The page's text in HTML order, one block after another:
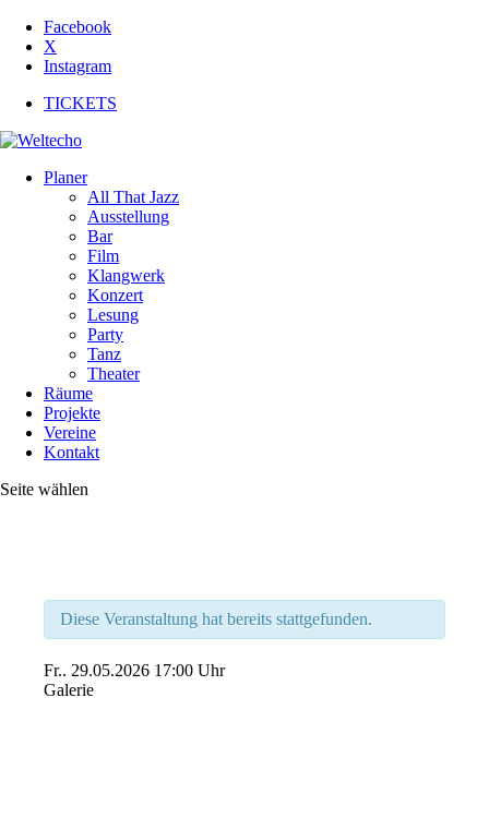
Facebook
X
Instagram
TICKETS
Planer
All That Jazz
Ausstellung
Bar
Film
Klangwerk
Konzert
Lesung
Party
Tanz
Theater
Räume
Projekte
Vereine
Kontakt
Seite wählen
Diese Veranstaltung hat bereits stattgefunden.
Fr.. 29.05.2026 17:00 Uhr
Galerie